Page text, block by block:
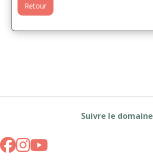
Retour
Suivre le domaine